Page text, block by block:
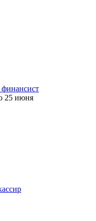
финансист
25 июня